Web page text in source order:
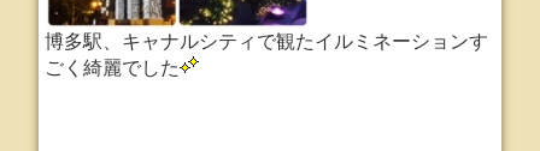
博多駅、キャナルシティで観たイルミネーションす
ごく綺麗でした